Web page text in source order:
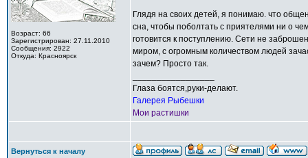
Возраст: 66
Зарегистрирован: 27.11.2010
Сообщения: 2922
Откуда: Красноярск
Глядя на своих детей, я понимаю. что
сна, чтобы поболтать с приятелями ни о
готовится к поступлению. Сети не
миром, с огромным количеством людей
зачем? Просто так.
Глаза боятся,руки-делают.
Галерея Рыбешки
Мои растишки
Вернуться к началу